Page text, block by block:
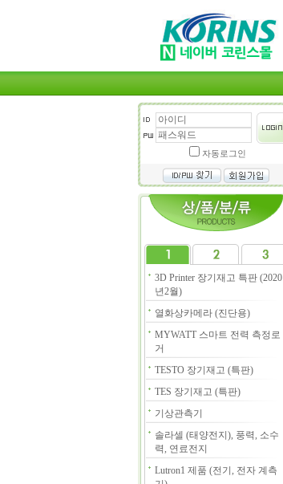
자동로그인
3D Printer 장기재고 특판 (2020
년2월)
열화상카메라 (진단용)
MYWATT 스마트 전력 측정로
거
TESTO 장기재고 (특판)
TES 장기재고 (특판)
기상관측기
솔라셀 (태양전지), 풍력, 소수
력, 연료전지
Lutron1 제품 (전기, 전자 계측